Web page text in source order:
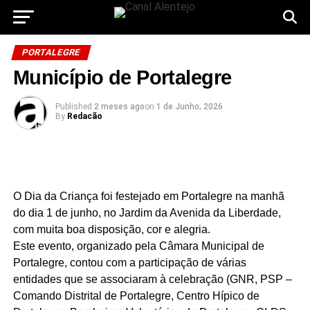
PORTALEGRE
Município de Portalegre
Published 2 meses agoon 1 de Junho, 2026
By Redacão
O Dia da Criança foi festejado em Portalegre na manhã
do dia 1 de junho, no Jardim da Avenida da Liberdade,
com muita boa disposição, cor e alegria.
Este evento, organizado pela Câmara Municipal de
Portalegre, contou com a participação de várias
entidades que se associaram à celebração (GNR, PSP –
Comando Distrital de Portalegre, Centro Hípico de